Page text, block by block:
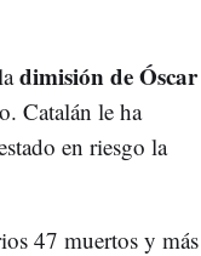
dimisión de Óscar
Catalán le ha
en riesgo la
47 muertos y más